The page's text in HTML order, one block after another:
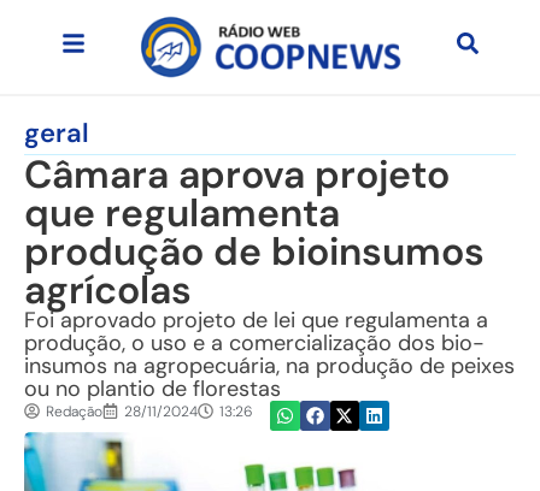
geral
Câmara aprova projeto
que regulamenta
produção de bioinsumos
agrícolas
Foi aprovado projeto de lei que regulamenta a
produção, o uso e a comercialização dos bio-
insumos na agropecuária, na produção de peixes
ou no plantio de florestas
Redação 28/11/2024 13:26